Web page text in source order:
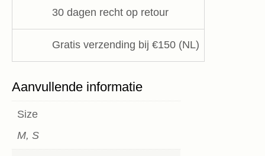
30 dagen recht op retour
Gratis verzending bij €150 (NL)
Aanvullende informatie
Size
M, S